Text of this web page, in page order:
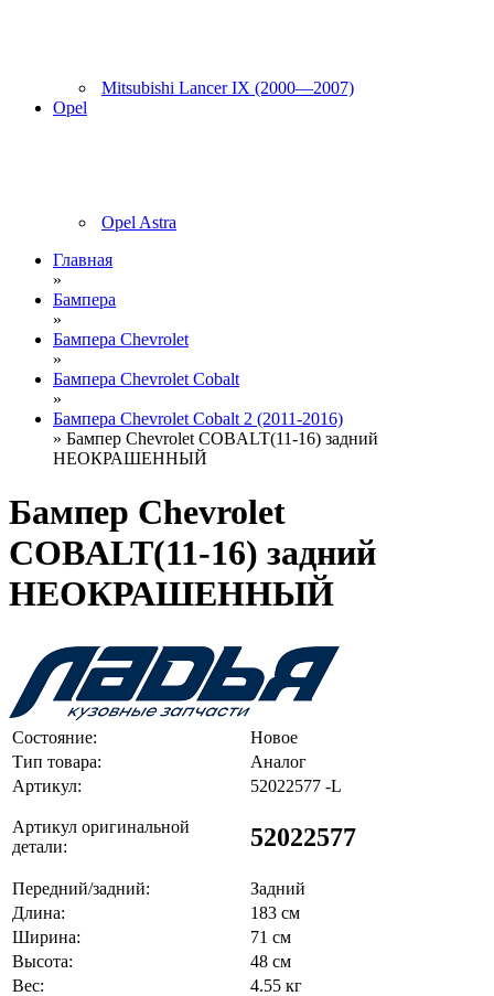
Mitsubishi Lancer IX (2000—2007)
Opel
Opel Astra
Главная
»
Бампера
»
Бампера Chevrolet
»
Бампера Chevrolet Cobalt
»
Бампера Chevrolet Cobalt 2 (2011-2016)
» Бампер Chevrolet COBALT(11-16) задний
НЕОКРАШЕННЫЙ
Бампер Chevrolet
COBALT(11-16) задний
НЕОКРАШЕННЫЙ
Состояние:
Новое
Тип товара:
Аналог
Артикул:
52022577 -L
Артикул оригинальной
детали:
52022577
Передний/задний:
Задний
Длина:
183 см
Ширина:
71 см
Высота:
48 см
Вес:
4.55 кг